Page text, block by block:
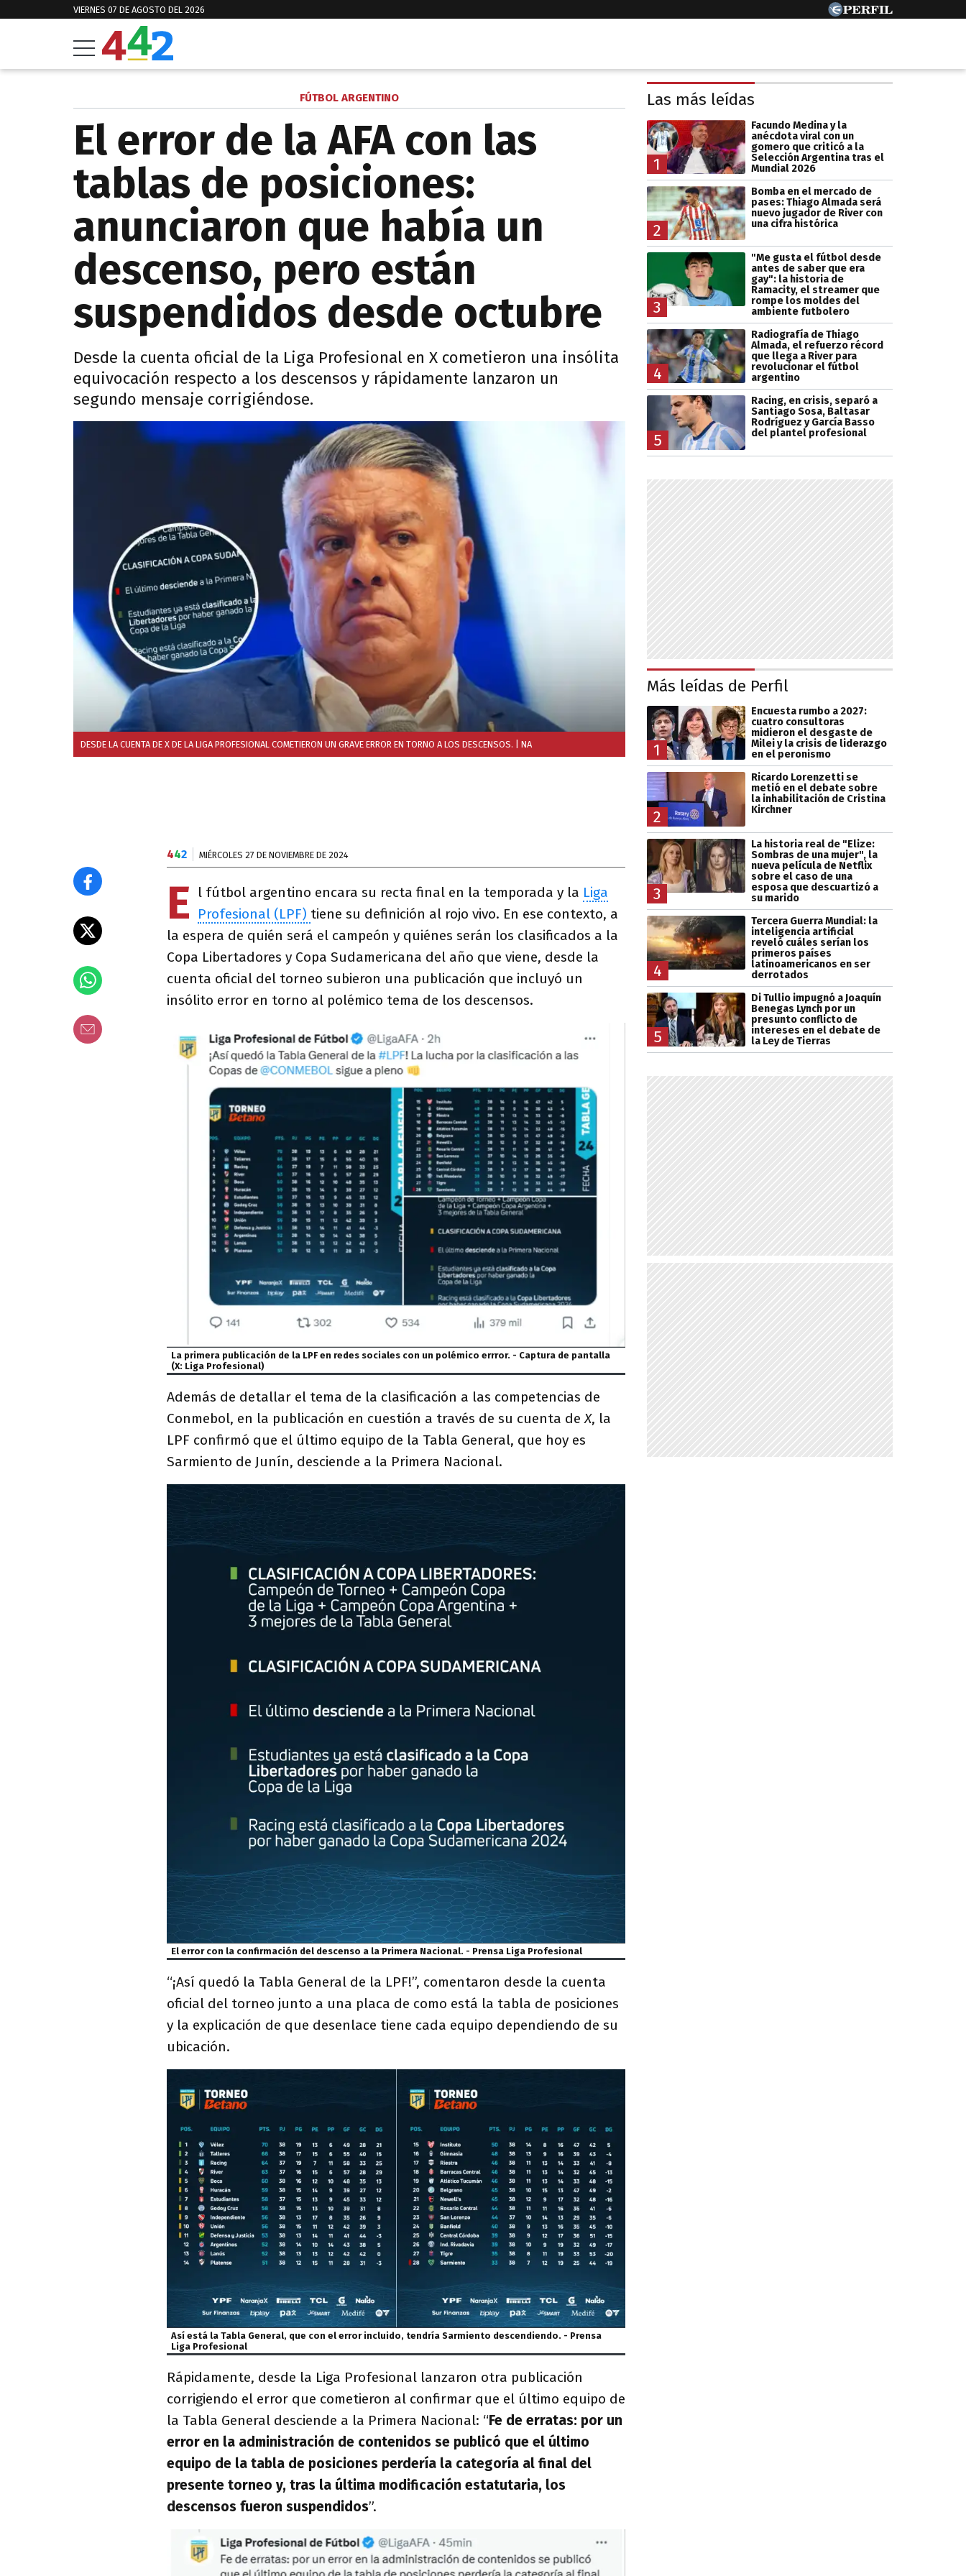
VIERNES 07 DE AGOSTO DEL 2026
FÚTBOL ARGENTINO
El error de la AFA con las
tablas de posiciones:
anunciaron que había un
descenso, pero están
suspendidos desde octubre
Desde la cuenta oficial de la Liga Profesional en X cometieron una insólita
equivocación respecto a los descensos y rápidamente lanzaron un
segundo mensaje corrigiéndose.
DESDE LA CUENTA DE X DE LA LIGA PROFESIONAL COMETIERON UN GRAVE ERROR EN TORNO A LOS DESCENSOS. | NA
442 MIÉRCOLES 27 DE NOVIEMBRE DE 2024
E l fútbol argentino encara su recta final en la temporada y la Liga
Profesional (LPF) tiene su definición al rojo vivo. En ese contexto, a
la espera de quién será el campeón y quiénes serán los clasificados a la
Copa Libertadores y Copa Sudamericana del año que viene, desde la
cuenta oficial del torneo subieron una publicación que incluyó un
insólito error en torno al polémico tema de los descensos.
La primera publicación de la LPF en redes sociales con un polémico errror. - Captura de pantalla
(X: Liga Profesional)
Además de detallar el tema de la clasificación a las competencias de
Conmebol, en la publicación en cuestión a través de su cuenta deX, la
LPF confirmó que el último equipo de la Tabla General, que hoy es
Sarmiento de Junín, desciende a la Primera Nacional.
El error con la confirmación del descenso a la Primera Nacional. - Prensa Liga Profesional
“¡Así quedó la Tabla General de la LPF!”, comentaron desde la cuenta
oficial del torneo junto a una placa de como está la tabla de posiciones
y la explicación de que desenlace tiene cada equipo dependiendo de su
ubicación.
Así está la Tabla General, que con el error incluido, tendría Sarmiento descendiendo. - Prensa
Liga Profesional
Rápidamente, desde la Liga Profesional lanzaron otra publicación
corrigiendo el error que cometieron al confirmar que el último equipo de
la Tabla General desciende a la Primera Nacional: “Fe de erratas: por un
error en la administración de contenidos se publicó que el último
equipo de la tabla de posiciones perdería la categoría al final del
presente torneo y, tras la última modificación estatutaria, los
descensos fueron suspendidos”.
Las más leídas
1
Facundo Medina y la
anécdota viral con un
gomero que criticó a la
Selección Argentina tras el
Mundial 2026
2
Bomba en el mercado de
pases: Thiago Almada será
nuevo jugador de River con
una cifra histórica
3
"Me gusta el fútbol desde
antes de saber que era
gay": la historia de
Ramacity, el streamer que
rompe los moldes del
ambiente futbolero
4
Radiografía de Thiago
Almada, el refuerzo récord
que llega a River para
revolucionar el fútbol
argentino
5
Racing, en crisis, separó a
Santiago Sosa, Baltasar
Rodríguez y García Basso
del plantel profesional
Más leídas de Perfil
1
Encuesta rumbo a 2027:
cuatro consultoras
midieron el desgaste de
Milei y la crisis de liderazgo
en el peronismo
2
Ricardo Lorenzetti se
metió en el debate sobre
la inhabilitación de Cristina
Kirchner
3
La historia real de "Elize:
Sombras de una mujer", la
nueva película de Netflix
sobre el caso de una
esposa que descuartizó a
su marido
4
Tercera Guerra Mundial: la
inteligencia artificial
reveló cuáles serían los
primeros países
latinoamericanos en ser
derrotados
5
Di Tullio impugnó a Joaquín
Benegas Lynch por un
presunto conflicto de
intereses en el debate de
la Ley de Tierras